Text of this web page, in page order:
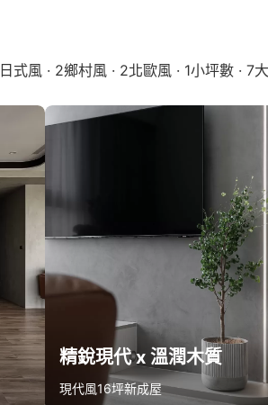
日式風 · 2鄉村風 · 2北歐風 · 1小坪數 · 7
精銳現代 x 溫潤木質
現代風16坪新成屋